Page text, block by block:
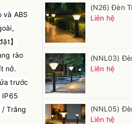
ABS
】
rào
nở.
trước
IP65
Trắng
Liên hệ
Liên hệ
Liên hệ